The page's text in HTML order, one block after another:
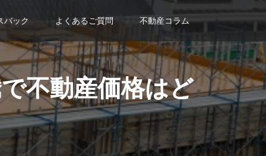
バック よくあるご質問 不動産コラム
不動産価格はど